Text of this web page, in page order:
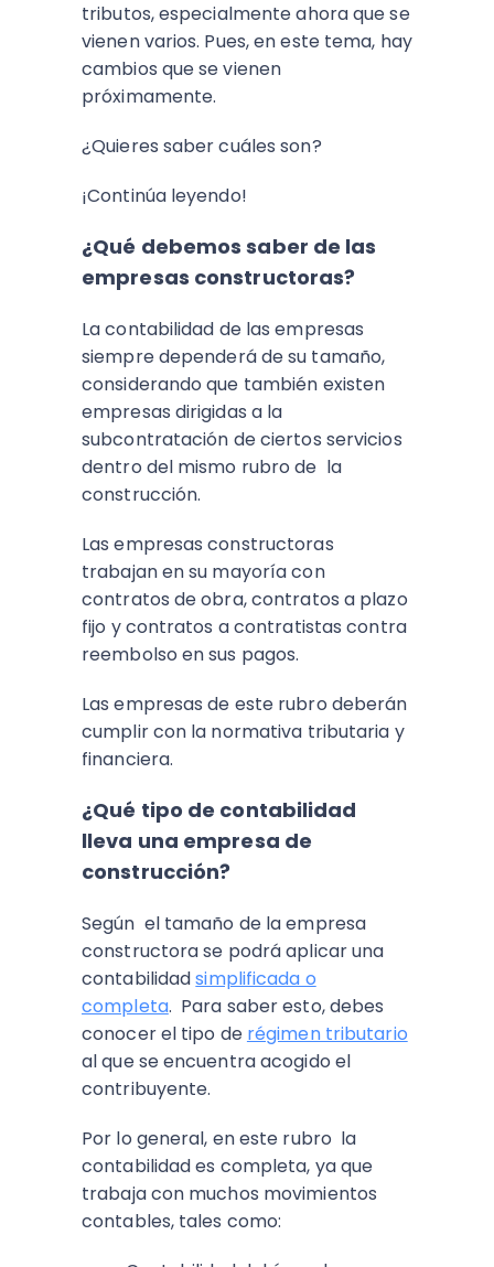
tributos, especialmente ahora que se
vienen varios. Pues, en este tema, hay
cambios que se vienen
próximamente.
¿Quieres saber cuáles son?
¡Continúa leyendo!
¿Qué debemos saber de las
empresas constructoras?
La contabilidad de las empresas
siempre dependerá de su tamaño,
considerando que también existen
empresas dirigidas a la
subcontratación de ciertos servicios
dentro del mismo rubro de la
construcción.
Las empresas constructoras
trabajan en su mayoría con
contratos de obra, contratos a plazo
fijo y contratos a contratistas contra
reembolso en sus pagos.
Las empresas de este rubro deberán
cumplir con la normativa tributaria y
financiera.
¿Qué tipo de contabilidad
lleva una empresa de
construcción?
Según el tamaño de la empresa
constructora se podrá aplicar una
contabilidadsimplificada o
completa. Para saber esto, debes
conocer el tipo de régimen tributario
al que se encuentra acogido el
contribuyente.
Por lo general, en este rubro la
contabilidad es completa, ya que
trabaja con muchos movimientos
contables, tales como: